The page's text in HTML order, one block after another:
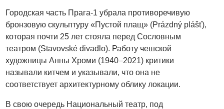
Городская часть Прага-1 убрала противоречивую
бронзовую скульптуру «Пустой плащ» (Prázdný plášť),
которая почти 25 лет стояла перед Сословным
театром (Stavovské divadlo). Работу чешской
художницы Анны Хроми (1940–2021) критики
называли китчем и указывали, что она не
соответствует архитектурному облику локации.
В свою очередь Национальный театр, под